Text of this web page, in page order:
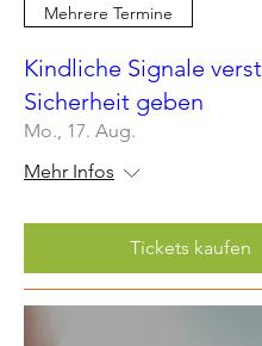
Mehrere Termine
Kindliche Signale
Sicherheit geben
Mo., 17. Aug.
Mehr Infos
Tickets kaufen